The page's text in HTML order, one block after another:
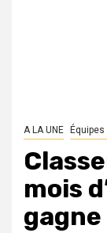
A LA UNE
mois